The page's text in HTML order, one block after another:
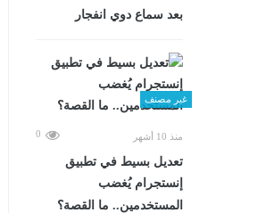
بعد سماع دوي انفجار
غير مصنف
منذ 10 أشهر 0
تعديل بسيط في تطبيق
إنستجرام يُغضب
المستخدمين.. ما القصة؟